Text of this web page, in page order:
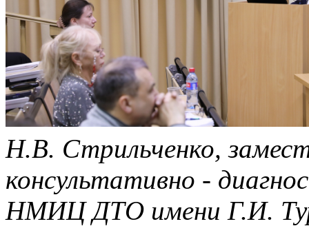
Н.В. Стрильченко,
консультативно -
НМИЦ ДТО имени Г.И.